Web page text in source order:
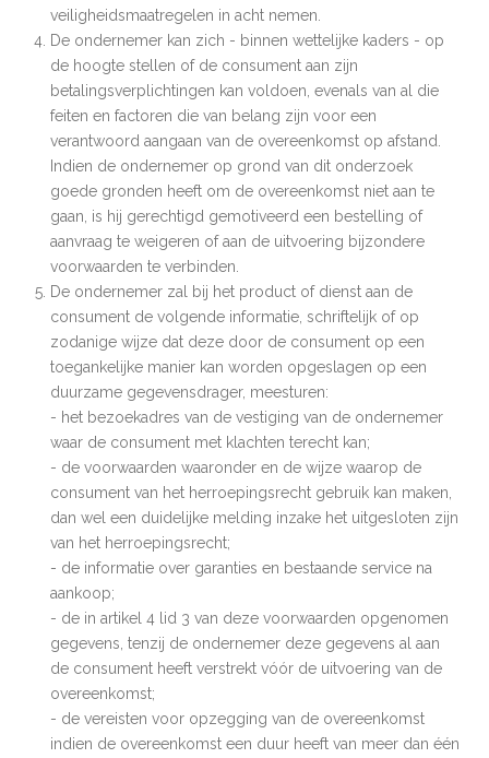
veiligheidsmaatregelen in acht nemen.
De ondernemer kan zich - binnen wettelijke kaders - op
de hoogte stellen of de consument aan zijn
betalingsverplichtingen kan voldoen, evenals van al die
feiten en factoren die van belang zijn voor een
verantwoord aangaan van de overeenkomst op afstand.
Indien de ondernemer op grond van dit onderzoek
goede gronden heeft om de overeenkomst niet aan te
gaan, is hij gerechtigd gemotiveerd een bestelling of
aanvraag te weigeren of aan de uitvoering bijzondere
voorwaarden te verbinden.
De ondernemer zal bij het product of dienst aan de
consument de volgende informatie, schriftelijk of op
zodanige wijze dat deze door de consument op een
toegankelijke manier kan worden opgeslagen op een
duurzame gegevensdrager, meesturen:
- het bezoekadres van de vestiging van de ondernemer
waar de consument met klachten terecht kan;
- de voorwaarden waaronder en de wijze waarop de
consument van het herroepingsrecht gebruik kan maken,
dan wel een duidelijke melding inzake het uitgesloten zijn
van het herroepingsrecht;
- de informatie over garanties en bestaande service na
aankoop;
- de in artikel 4 lid 3 van deze voorwaarden opgenomen
gegevens, tenzij de ondernemer deze gegevens al aan
de consument heeft verstrekt vóór de uitvoering van de
overeenkomst;
- de vereisten voor opzegging van de overeenkomst
indien de overeenkomst een duur heeft van meer dan één